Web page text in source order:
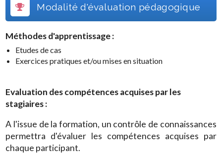
Modalité d'évaluation pédagogique
Méthodes d'apprentissage :
Etudes de cas
Exercices pratiques et/ou mises en situation
Evaluation des compétences acquises par les
stagiaires :
A l'issue de la formation, un contrôle de connaissances
permettra d'évaluer les compétences acquises par
chaque participant.